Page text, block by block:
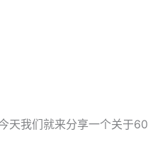
天我们就来分享一个关于